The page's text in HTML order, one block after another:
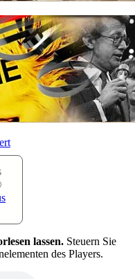
lassen. Steuern Sie
des Players.